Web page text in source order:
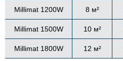
Millimat 1200W 8 м²
Millimat 1500W 10 м²
Millimat 1800W 12 м²